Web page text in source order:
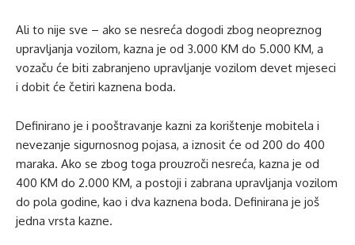
Ali to nije sve – ako se nesreća dogodi zbog neopreznog
upravljanja vozilom, kazna je od 3.000 KM do 5.000 KM, a
vozaču će biti zabranjeno upravljanje vozilom devet mjeseci
i dobit će četiri kaznena boda.
Definirano je i pooštravanje kazni za korištenje mobitela i
nevezanje sigurnosnog pojasa, a iznosit će od 200 do 400
maraka. Ako se zbog toga prouzroči nesreća, kazna je od
400 KM do 2.000 KM, a postoji i zabrana upravljanja vozilom
do pola godine, kao i dva kaznena boda. Definirana je još
jedna vrsta kazne.